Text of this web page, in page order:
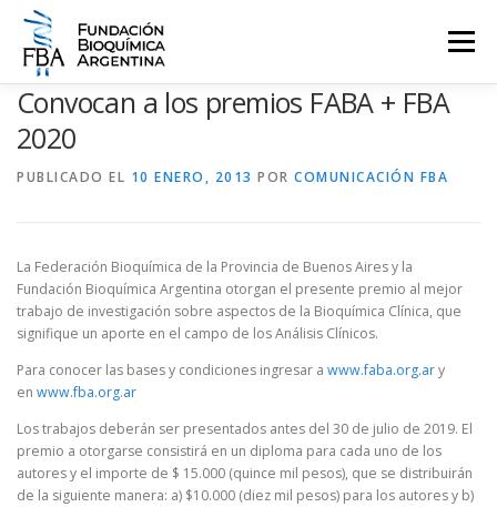
Saltar
contenido
Menú
PROGRAMAS
Convocan a los premios FABA + FBA
2020
PUBLICADO EL 10 ENERO, 2013 POR COMUNICACIÓN FBA
La Federación Bioquímica de la Provincia de Buenos Aires y la
Fundación Bioquímica Argentina otorgan el presente premio al mejor
trabajo de investigación sobre aspectos de la Bioquímica Clínica, que
signifique un aporte en el campo de los Análisis Clínicos.
Para conocer las bases y condiciones ingresar a www.faba.org.ary
en www.fba.org.ar
Los trabajos deberán ser presentados antes del 30 de julio de 2019. El
premio a otorgarse consistirá en un diploma para cada uno de los
autores y el importe de $ 15.000 (quince mil pesos), que se distribuirán
de la siguiente manera: a) $10.000 (diez mil pesos) para los autores y b)